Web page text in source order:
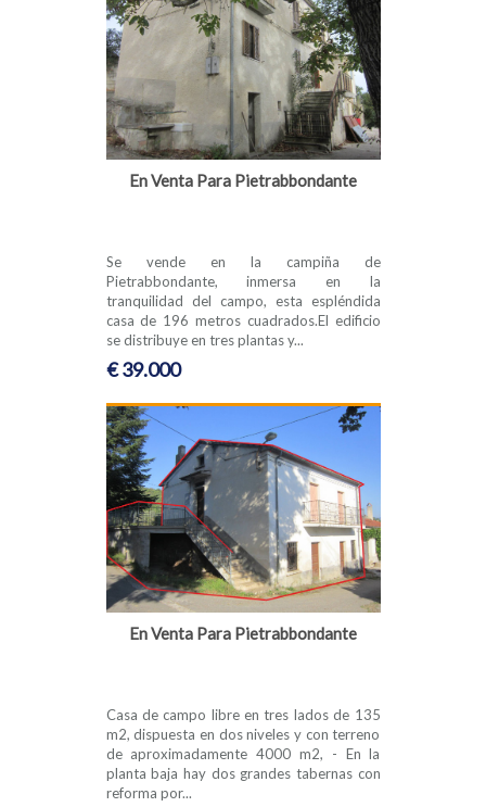
En Venta Para Pietrabbondante
Se vende en la campiña de
Pietrabbondante, inmersa en la
tranquilidad del campo, esta espléndida
casa de 196 metros cuadrados.El edificio
se distribuye en tres plantas y...
€ 39.000
En Venta Para Pietrabbondante
Casa de campo libre en tres lados de 135
m2, dispuesta en dos niveles y con terreno
de aproximadamente 4000 m2, - En la
planta baja hay dos grandes tabernas con
reforma por...